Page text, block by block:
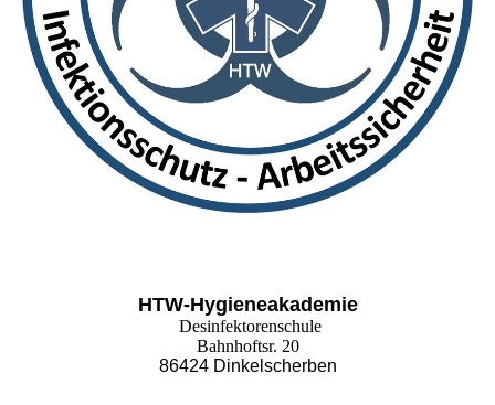
HTW-Hygieneakademie
Desinfektorenschule
Bahnhoftsr. 20
86424 Dinkelscherben